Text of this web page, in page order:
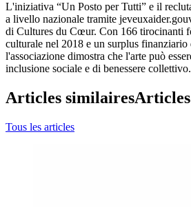
L'iniziativa “Un Posto per Tutti” e il
a livello nazionale tramite
di Cultures du Cœur. Con 166 tirocinanti
culturale nel 2018 e un surplus finanziario
l'associazione dimostra che l'arte può
inclusione sociale e di benessere collettivo.
Articles similaires
Tous les articles